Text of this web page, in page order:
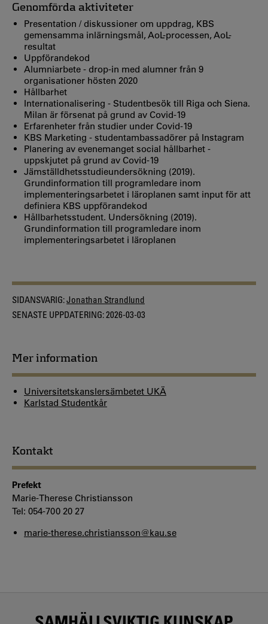
Genomförda aktiviteter
Presentation / diskussioner om uppdrag, KBS
gemensamma inlärningsmål, AoL-processen, AoL-
resultat
Uppförandekod
Alumniarbete - drop-in med alumner från 9
organisationer hösten 2020
Hållbarhet
Internationalisering - Studentbesök till Riga och Siena.
Milan är försenat på grund av Covid-19
Erfarenheter från studier under Covid-19
KBS Marketing - studentambassadörer på Instagram
Planering av evenemanget social hållbarhet -
uppskjutet på grund av Covid-19
Jämställdhetsstudieundersökning (2019).
Grundinformation till programledare inom
implementeringsarbetet i läroplanen samt input för att
definiera KBS uppförandekod
Hållbarhetsstudent. Undersökning (2019).
Grundinformation till programledare inom
implementeringsarbetet i läroplanen
SIDANSVARIG:Jonathan Strandlund
SENASTE UPPDATERING:2026-03-03
Mer information
Universitetskanslersämbetet UKÄ
Karlstad Studentkår
Kontakt
Prefekt
Marie-Therese Christiansson
Tel: 054-700 20 27
marie-therese.christiansson@kau.se